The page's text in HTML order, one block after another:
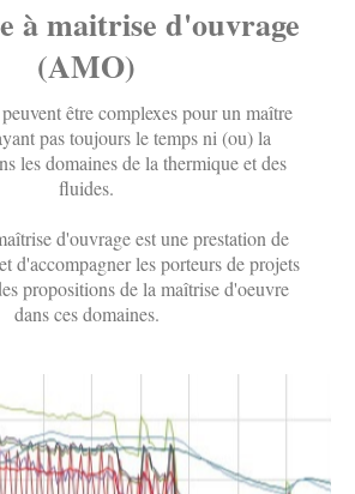
à maitrise d'ouvrage
(AMO)
être complexes pour un maître
pas toujours le temps ni (ou) la
les domaines de la thermique et des
fluides.
d'ouvrage est une prestation de
d'accompagner les porteurs de projets
propositions de la maîtrise d'oeuvre
dans ces domaines.